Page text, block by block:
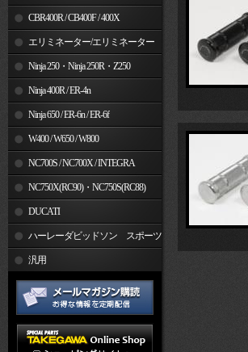
CBR400R / CB400F / 400X
エリミネーター/エリミネーター
SE Ninja 250・Ninja 250R・Z250
Ninja 400R / ER-4n
Ninja 650 / ER-6n / ER-6f
W400 / W650 / W800
NC700S / NC700X / INTEGRA
NC750X(RC90)・NC750S(RC88)
DUCATI
ハーレーダビッドソン スポーツ
スター汎用